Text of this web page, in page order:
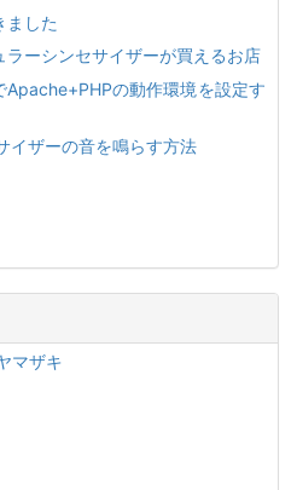
ました
ーシンセサイザーが買えるお店
の動作環境を設定す
イザーの音を鳴らす方法
マザキ